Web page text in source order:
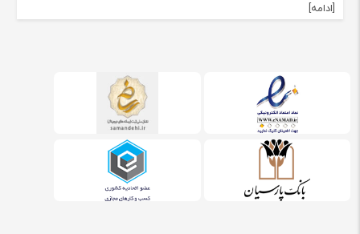
[ادامه]